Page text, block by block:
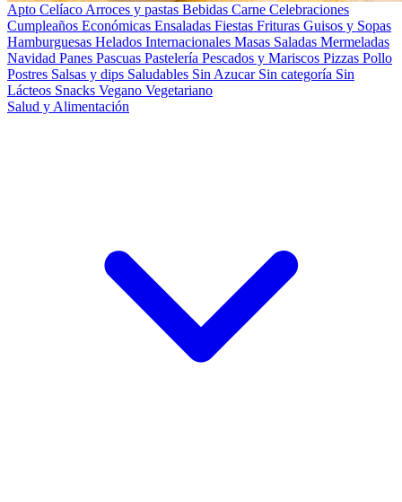
Apto Celíaco Arroces y pastas Bebidas Carne Celebraciones
Cumpleaños Económicas Ensaladas Fiestas Frituras Guisos y Sopas
Hamburguesas Helados Internacionales Masas Saladas Mermeladas
Navidad Panes Pascuas Pastelería Pescados y Mariscos Pizzas Pollo
Postres Salsas y dips Saludables Sin Azucar Sin categoría Sin
Lácteos Snacks Vegano Vegetariano
Salud y Alimentación